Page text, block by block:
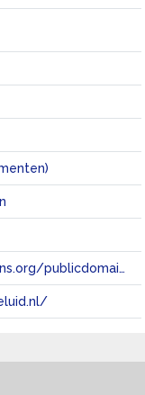
https://creativecommons.org/publicdomain/zero/1.0/